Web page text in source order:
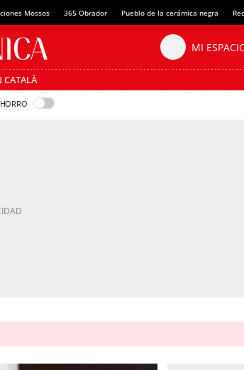
Mossos 365 Obrador Pueblo de la cerámica negra
CATALÀ